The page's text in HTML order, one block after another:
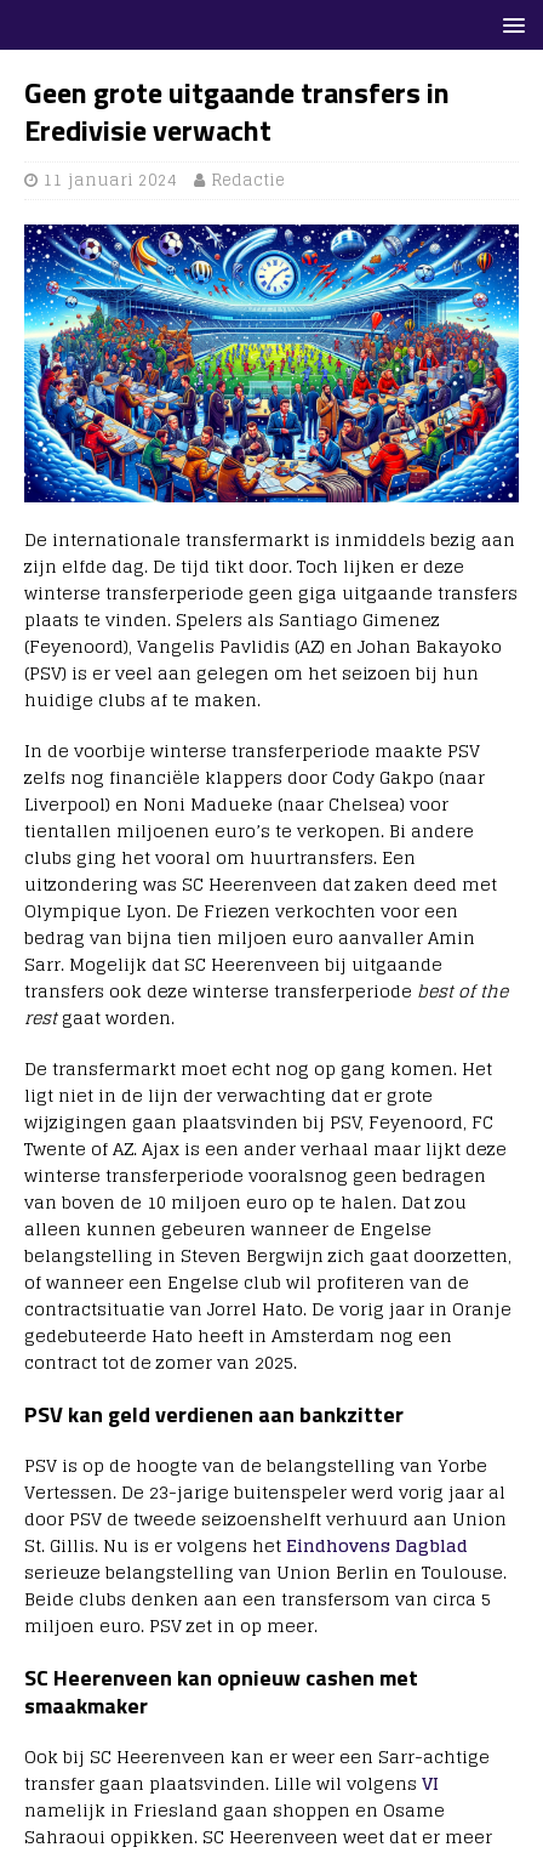
Geen grote uitgaande transfers in
Eredivisie verwacht
11 januari 2024 Redactie
De internationale transfermarkt is inmiddels bezig aan
zijn elfde dag. De tijd tikt door. Toch lijken er deze
winterse transferperiode geen giga uitgaande transfers
plaats te vinden. Spelers als Santiago Gimenez
(Feyenoord), Vangelis Pavlidis (AZ) en Johan Bakayoko
(PSV) is er veel aan gelegen om het seizoen bij hun
huidige clubs af te maken.
In de voorbije winterse transferperiode maakte PSV
zelfs nog financiële klappers door Cody Gakpo (naar
Liverpool) en Noni Madueke (naar Chelsea) voor
tientallen miljoenen euro’s te verkopen. Bi andere
clubs ging het vooral om huurtransfers. Een
uitzondering was SC Heerenveen dat zaken deed met
Olympique Lyon. De Friezen verkochten voor een
bedrag van bijna tien miljoen euro aanvaller Amin
Sarr. Mogelijk dat SC Heerenveen bij uitgaande
transfers ook deze winterse transferperiode best of the
restgaat worden.
De transfermarkt moet echt nog op gang komen. Het
ligt niet in de lijn der verwachting dat er grote
wijzigingen gaan plaatsvinden bij PSV, Feyenoord, FC
Twente of AZ. Ajax is een ander verhaal maar lijkt deze
winterse transferperiode vooralsnog geen bedragen
van boven de 10 miljoen euro op te halen. Dat zou
alleen kunnen gebeuren wanneer de Engelse
belangstelling in Steven Bergwijn zich gaat doorzetten,
of wanneer een Engelse club wil profiteren van de
contractsituatie van Jorrel Hato. De vorig jaar in Oranje
gedebuteerde Hato heeft in Amsterdam nog een
contract tot de zomer van 2025.
PSV kan geld verdienen aan bankzitter
PSV is op de hoogte van de belangstelling van Yorbe
Vertessen. De 23-jarige buitenspeler werd vorig jaar al
door PSV de tweede seizoenshelft verhuurd aan Union
St. Gillis. Nu is er volgens hetEindhovens Dagblad
serieuze belangstelling van Union Berlin en Toulouse.
Beide clubs denken aan een transfersom van circa 5
miljoen euro. PSV zet in op meer.
SC Heerenveen kan opnieuw cashen met
smaakmaker
Ook bij SC Heerenveen kan er weer een Sarr-achtige
transfer gaan plaatsvinden. Lille wil volgens VI
namelijk in Friesland gaan shoppen en Osame
Sahraoui oppikken. SC Heerenveen weet dat er meer